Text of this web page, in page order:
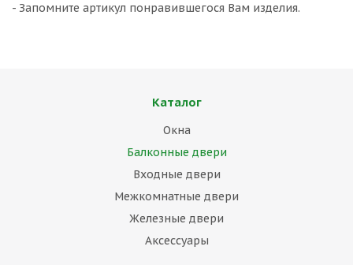
- Запомните артикул понравившегося Вам изделия.
Каталог
Окна
Балконные двери
Входные двери
Межкомнатные двери
Железные двери
Аксессуары